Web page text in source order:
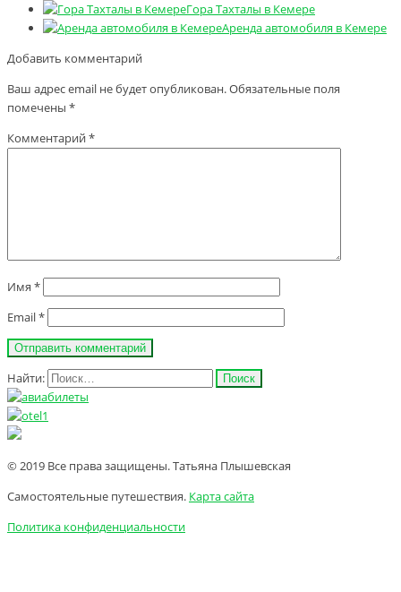
Гора Тахталы в Кемере
Аренда автомобиля в Кемере
Добавить комментарий
Ваш адрес email не будет опубликован.Обязательные поля
помечены *
Комментарий*
Имя *
Email*
Найти:
© 2019 Все права защищены. Татьяна Плышевская
Самостоятельные путешествия. Карта сайта
Политика конфиденциальности